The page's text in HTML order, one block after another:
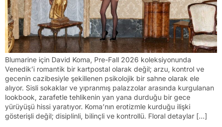
Blumarine için David Koma, Pre-Fall 2026 koleksiyonunda
Venedik’i romantik bir kartpostal olarak değil; arzu, kontrol ve
gecenin cazibesiyle şekillenen psikolojik bir sahne olarak ele
alıyor. Sisli sokaklar ve yıpranmış palazzolar arasında kurgulanan
lookbook, zarafetle tehlikenin yan yana durduğu bir gece
yürüyüşü hissi yaratıyor. Koma’nın erotizmle kurduğu ilişki
gösterişli değil; disiplinli, bilinçli ve kontrollü. Floral detaylar […]